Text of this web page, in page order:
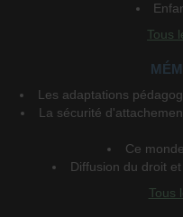
Tous
Les adaptations
La sécurité
Ce
Diffusion du droit
Tous